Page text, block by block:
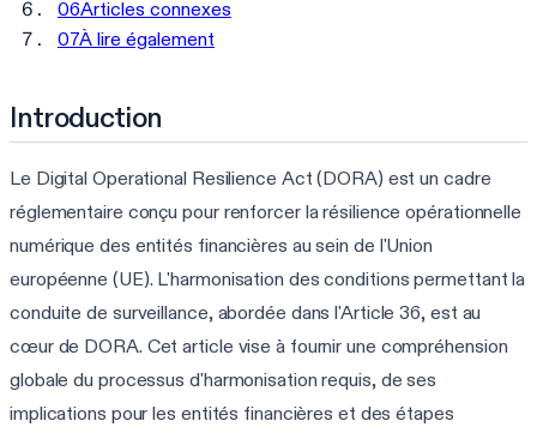
06Articles connexes
07À lire également
Introduction
Le Digital Operational Resilience Act (DORA) est un cadre
réglementaire conçu pour renforcer la résilience opérationnelle
numérique des entités financières au sein de l'Union
européenne (UE). L'harmonisation des conditions permettant la
conduite de surveillance, abordée dans l'Article 36, est au
cœur de DORA. Cet article vise à fournir une compréhension
globale du processus d'harmonisation requis, de ses
implications pour les entités financières et des étapes